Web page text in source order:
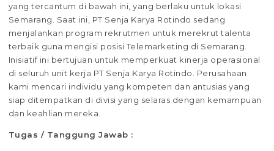
yang tercantum di bawah ini, yang berlaku untuk lokasi
Semarang. Saat ini, PT Senja Karya Rotindo sedang
menjalankan program rekrutmen untuk merekrut talenta
terbaik guna mengisi posisi Telemarketing di Semarang.
Inisiatif ini bertujuan untuk memperkuat kinerja operasional
di seluruh unit kerja PT Senja Karya Rotindo. Perusahaan
kami mencari individu yang kompeten dan antusias yang
siap ditempatkan di divisi yang selaras dengan kemampuan
dan keahlian mereka.
Tugas / Tanggung Jawab :